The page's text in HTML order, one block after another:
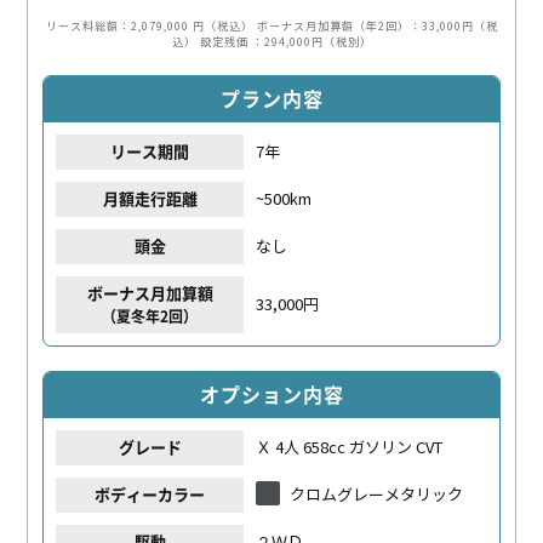
リース料総額：2,079,000 円（税込）
ボーナス月加算額（年2回）：33,000円（税
込）
設定残価 ：294,000円（税別）
プラン内容
リース期間 7年
月額走行距離 ~500km
頭金 なし
ボーナス月加算額
（夏冬年2回）
33,000円
オプション内容
グレード Ｘ 4人 658cc ガソリン CVT
ボディーカラー クロムグレーメタリック